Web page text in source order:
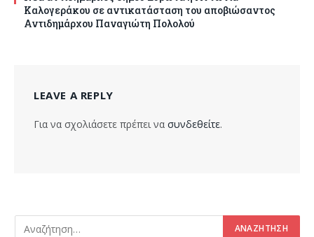
Καλογεράκου σε αντικατάσταση του αποβιώσαντος
Αντιδημάρχου Παναγιώτη Πολολού
LEAVE A REPLY
Για να σχολιάσετε πρέπει να συνδεθείτε.